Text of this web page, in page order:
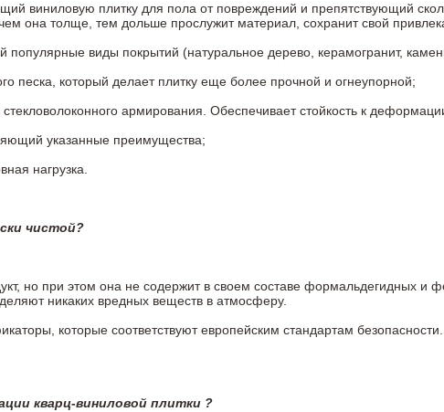
виниловую плитку для пола от повреждений и препятствующий
она толще, тем дольше прослужит материал, сохранит свой
виды покрытий (натуральное дерево, керамогранит,
песка, который делает плитку еще более прочной и огнеупорной;
армирования. Обеспечивает стойкость к
указанные преимущества;
нагрузка.
чистой?
но при этом она не содержит в своем составе формальдегидных
никаких вредных веществ в атмосферу.
которые соответствуют европейским стандартам
кварц-виниловой плитки ?